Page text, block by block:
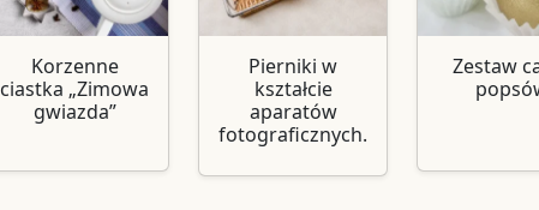
Korzenne
ciastka „Zimowa
gwiazda”
Pierniki w
kształcie
aparatów
fotograficznych.
Zestaw